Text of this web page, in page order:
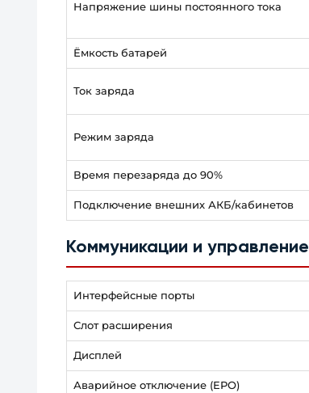
Напряжение шины постоянного тока
Ёмкость батарей
Ток заряда
Режим заряда
Время перезаряда до 90%
Подключение внешних АКБ/кабинетов
Коммуникации и управление
Интерфейсные порты
Слот расширения
Дисплей
Аварийное отключение (EPO)